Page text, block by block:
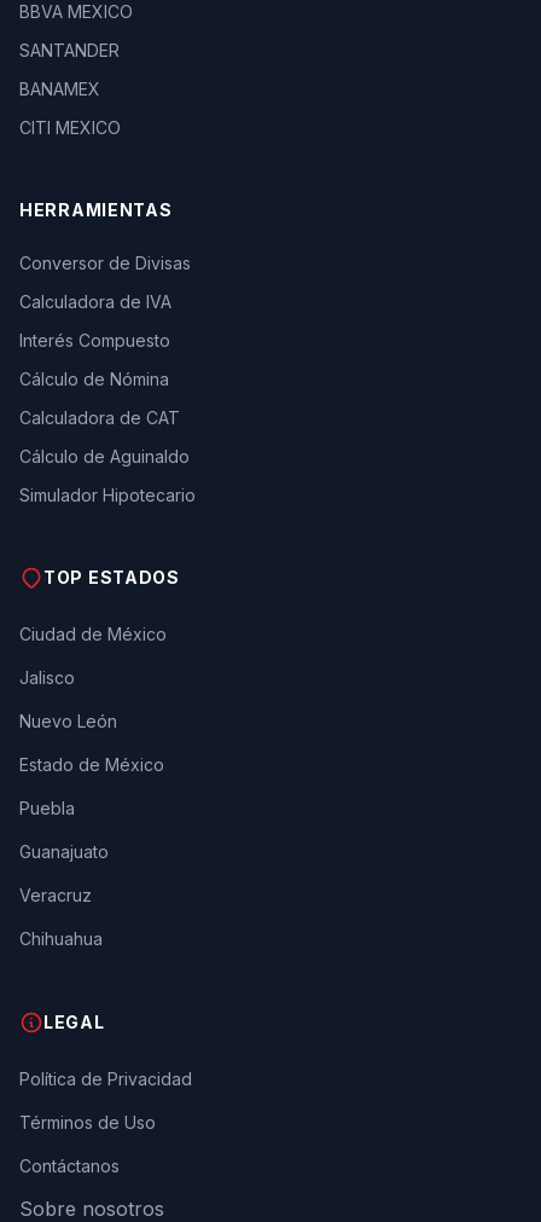
BBVA MEXICO
SANTANDER
BANAMEX
CITI MEXICO
HERRAMIENTAS
Conversor de Divisas
Calculadora de IVA
Interés Compuesto
Cálculo de Nómina
Calculadora de CAT
Cálculo de Aguinaldo
Simulador Hipotecario
TOP ESTADOS
Ciudad de México
Jalisco
Nuevo León
Estado de México
Puebla
Guanajuato
Veracruz
Chihuahua
LEGAL
Política de Privacidad
Términos de Uso
Contáctanos
Sobre nosotros